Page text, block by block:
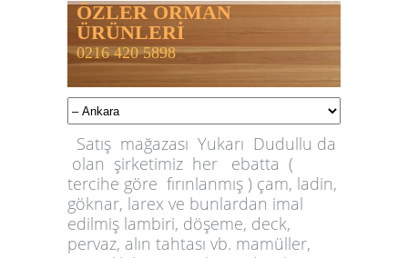
ÖZLER ORMAN
ÜRÜNLERİ
0216 420 5898
Satış mağazası Yukarı Dudullu da
olan şirketimiz her ebatta (
tercihe göre fırınlanmış ) çam, ladin,
göknar, larex ve bunlardan imal
edilmiş lambiri, döşeme, deck,
pervaz, alın tahtası vb. mamüller,